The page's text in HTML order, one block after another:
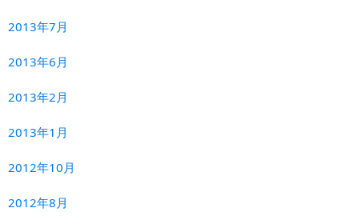
2013年7月
2013年6月
2013年2月
2013年1月
2012年10月
2012年8月